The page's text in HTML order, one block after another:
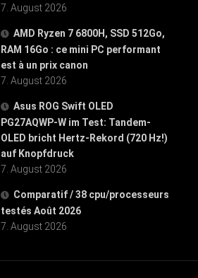
7. August 2026
AMD Ryzen 7 6800H, SSD 512Go,
RAM 16Go : ce mini PC performant
est à un prix canon
7. August 2026
Asus ROG Swift OLED
PG27AQWP-W im Test: Tandem-
OLED bricht Hertz-Rekord (720 Hz!)
auf Knopfdruck
7. August 2026
Comparatif / 38 cpu/processeurs
testés Août 2026
7. August 2026